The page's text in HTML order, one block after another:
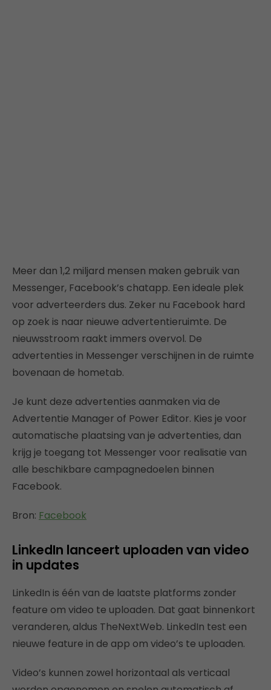
Meer dan 1,2 miljard mensen maken gebruik van
Messenger, Facebook’s chatapp. Een ideale plek
voor adverteerders dus. Zeker nu Facebook hard
op zoek is naar nieuwe advertentieruimte. De
nieuwsstroom raakt immers overvol. De
advertenties in Messenger verschijnen in de ruimte
bovenaan de hometab.
Je kunt deze advertenties aanmaken via de
Advertentie Manager of Power Editor. Kies je voor
automatische plaatsing van je advertenties, dan
krijg je toegang tot Messenger voor realisatie van
alle beschikbare campagnedoelen binnen
Facebook.
Bron: Facebook
LinkedIn lanceert uploaden van video
in updates
LinkedIn is één van de laatste platforms zonder
feature om video te uploaden. Dat gaat binnenkort
veranderen, aldus TheNextWeb. LinkedIn test een
nieuwe feature in de app om video’s te uploaden.
Video’s kunnen zowel horizontaal als verticaal